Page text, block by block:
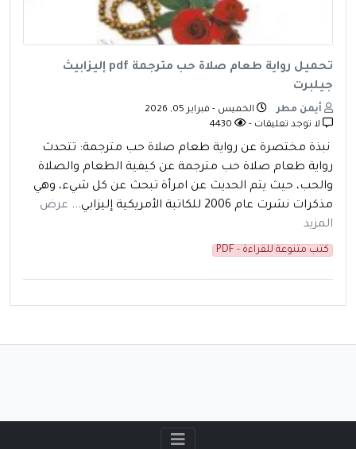
تحميل رواية طعام صلاة حب مترجمة pdf إليزابيث
جيلبرت
أيمن مطر
الخميس - فبراير 05, 2026
لا توجد تعليقات -
نبذة مختصرة عن رواية طعام صلاة حب مترجمة: تتحدث
رواية طعام صلاة حب مترجمة عن كيفية الطعام والصلاة
والحب، حيث يتم الحديث عن امرأة تبحث عن كل شيء، وهي
مذكرات نشرت عام 2006 للكاتبة الأمريكية إليزابي...
عرض
المزيد
كتب متنوعة للقراءة - PDF